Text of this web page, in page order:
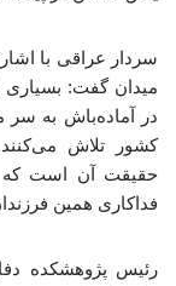
سردار عراقی با
میدان گفت: بسیاری
در آماده‌باش به سر
کشور تلاش
حقیقت آن است که
فداکاری همین
رئیس پژوهشکده